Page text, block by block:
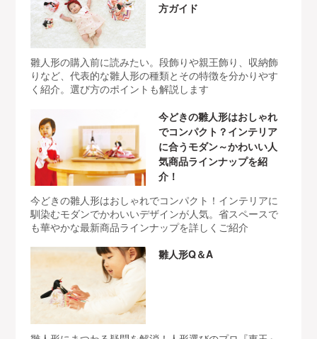
方ガイド
雛人形の購入前に読みたい。段飾りや親王飾り、収納飾
りなど、代表的な雛人形の種類とその特徴を分かりやす
く紹介。選び方のポイントも解説します
今どきの雛人形はおしゃれ
でコンパクト？インテリア
に合うモダン～かわいい人
気商品ラインナップを紹
介！
今どきの雛人形はおしゃれでコンパクト！インテリアに
馴染むモダンでかわいいデザインが人気。省スペースで
も華やかな最新商品ラインナップを詳しくご紹介
雛人形Q＆A